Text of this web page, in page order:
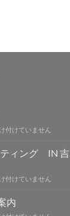
付けていません
ティング IN 吉
付けていません
内